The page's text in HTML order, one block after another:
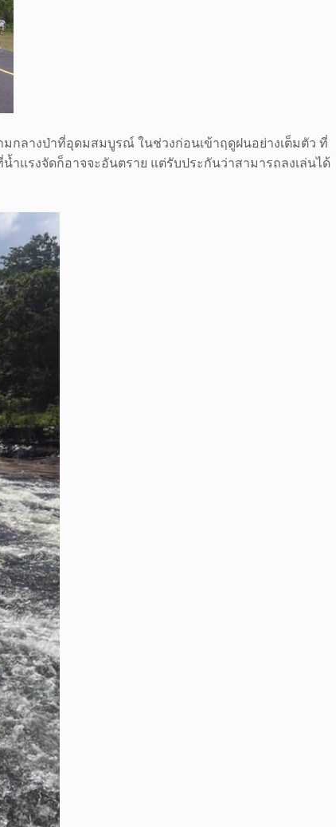
กลางป่าที่อุดมสมบูรณ์ ในช่วงก่อนเข้าฤดูฝนอย่างเต็มตัว ที่
แรงจัดก็อาจจะอันตราย แต่รับประกันว่าสามารถลงเล่นได้